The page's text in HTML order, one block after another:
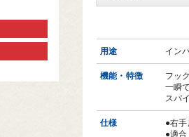
用途 イン
機能・特徴
フッ
一瞬
スパ
仕様
●右
●適